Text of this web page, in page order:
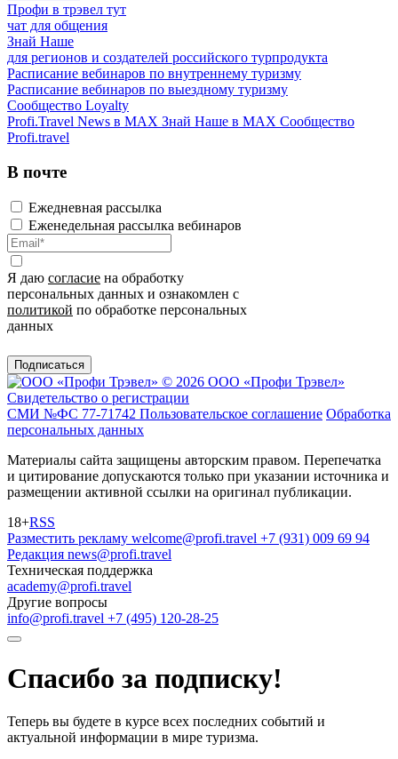
Профи в трэвел тут
чат для общения
Знай Наше
для регионов и создателей российского турпродукта
Расписание вебинаров по внутреннему туризму
Расписание вебинаров по выездному туризму
Сообщество Loyalty
Profi.Travel News в MAX Знай Наше в MAX Сообщество
Profi.travel
В почте
Ежедневная рассылка
Еженедельная рассылка вебинаров
Я даю согласие на обработку
персональных данных и ознакомлен с
политикой по обработке персональных
данных
Подписаться
© 2026 ООО «Профи Трэвeл»
Свидетельство о регистрации
СМИ №ФС 77-71742 Пользовательское соглашение Обработка
персональных данных
Материалы сайта защищены авторским правом. Перепечатка
и цитирование допускаются только при указании источника и
размещении активной ссылки на оригинал публикации.
18+RSS
Разместить рекламу welcome@profi.travel +7 (931) 009 69 94
Редакция news@profi.travel
Техническая поддержка
academy@profi.travel
Другие вопросы
info@profi.travel +7 (495) 120-28-25
Спасибо за подписку!
Теперь вы будете в курсе всех последних событий и
актуальной информации в мире туризма.